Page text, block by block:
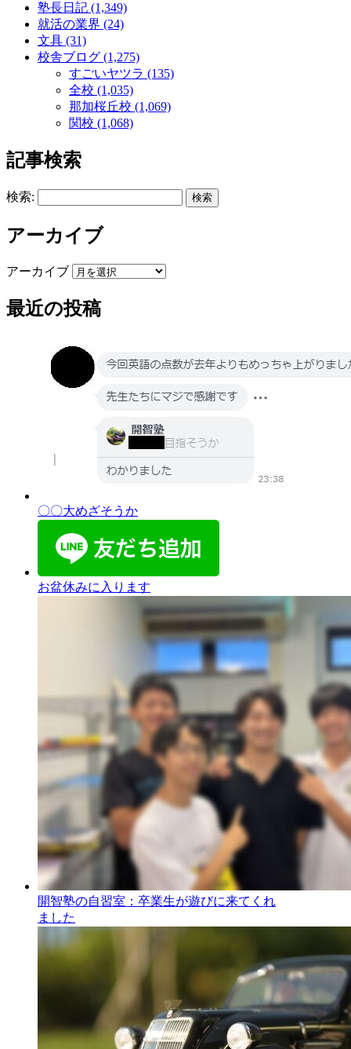
塾長日記 (1,349)
就活の業界 (24)
文具 (31)
校舎ブログ (1,275)
すごいヤツラ (135)
全校 (1,035)
那加桜丘校 (1,069)
関校 (1,068)
記事検索
検索:
アーカイブ
アーカイブ
最近の投稿
〇〇大めざそうか
お盆休みに入ります
開智塾の自習室：卒業生が遊びに来てくれ
ました